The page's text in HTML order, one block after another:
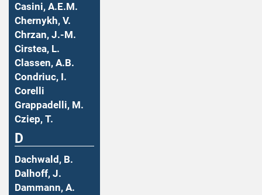
Casini, A.E.M.
Chernykh, V.
Chrzan, J.-M.
Cirstea, L.
Classen, A.B.
Condriuc, I.
Corelli
Grappadelli, M.
Cziep, T.
D
Dachwald, B.
Dalhoff, J.
Dammann, A.